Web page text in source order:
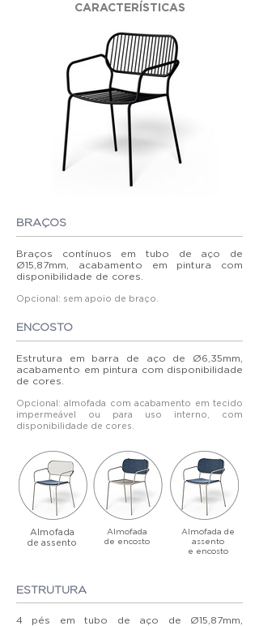
CARACTERÍSTICAS
BRAÇOS
Braços contínuos em tubo de aço de
Ø15,87mm, acabamento em pintura com
disponibilidade de cores.
Opcional: sem apoio de braço.
ENCOSTO
Estrutura em barra de aço de Ø6,35mm,
acabamento em pintura com disponibilidade
de cores.
Opcional: almofada com acabamento em tecido
impermeável ou para uso interno, com
disponibilidade de cores.
Almofada
de assento
Almofada
de encosto
Almofada de
assento
e encosto
ESTRUTURA
4 pés em tubo de aço de Ø15,87mm,